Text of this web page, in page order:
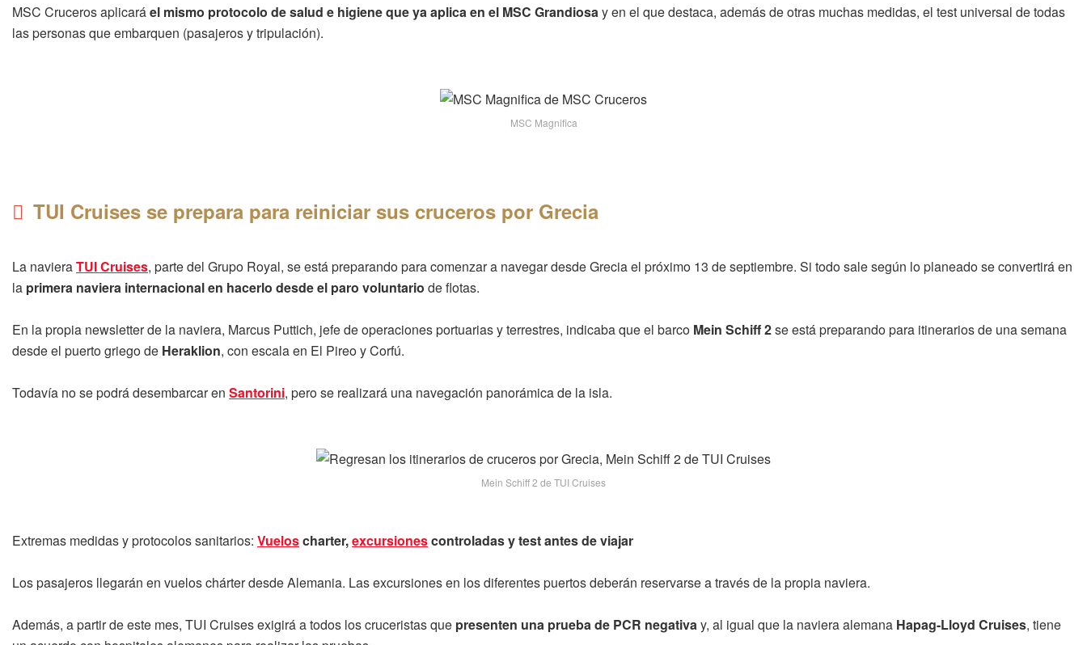
MSC Cruceros aplicaráel mismo protocolo de salud e higiene que ya aplica en el MSC Grandiosay en el que destaca, además de otras muchas medidas, el test universal de todas
las personas que embarquen (pasajeros y tripulación).
MSC Magnifica
TUI Cruises se prepara para reiniciar sus cruceros por Grecia
La navieraTUI Cruises, parte del Grupo Royal, se está preparando para comenzar a navegar desde Grecia el próximo 13 de septiembre. Si todo sale según lo planeado se convertirá en
la primera naviera internacional en hacerlo desde el paro voluntario de flotas.
En la propia newsletter de la naviera, Marcus Puttich, jefe de operaciones portuarias y terrestres, indicaba que el barco Mein Schiff 2se está preparando para itinerarios de una semana
desde el puerto griego de Heraklion, con escala en El Pireo y Corfú.
Todavía no se podrá desembarcar en Santorini, pero se realizará una navegación panorámica de la isla.
Mein Schiff 2 de TUI Cruises
Extremas medidas y protocolos sanitarios: Vueloscharter,excursionescontroladas y test antes de viajar
Los pasajeros llegarán en vuelos chárter desde Alemania. Las excursiones en los diferentes puertos deberán reservarse a través de la propia naviera.
Además, a partir de este mes, TUI Cruises exigirá a todos los cruceristas que presenten una prueba de PCR negativay, al igual que la naviera alemana Hapag-Lloyd Cruises, tiene